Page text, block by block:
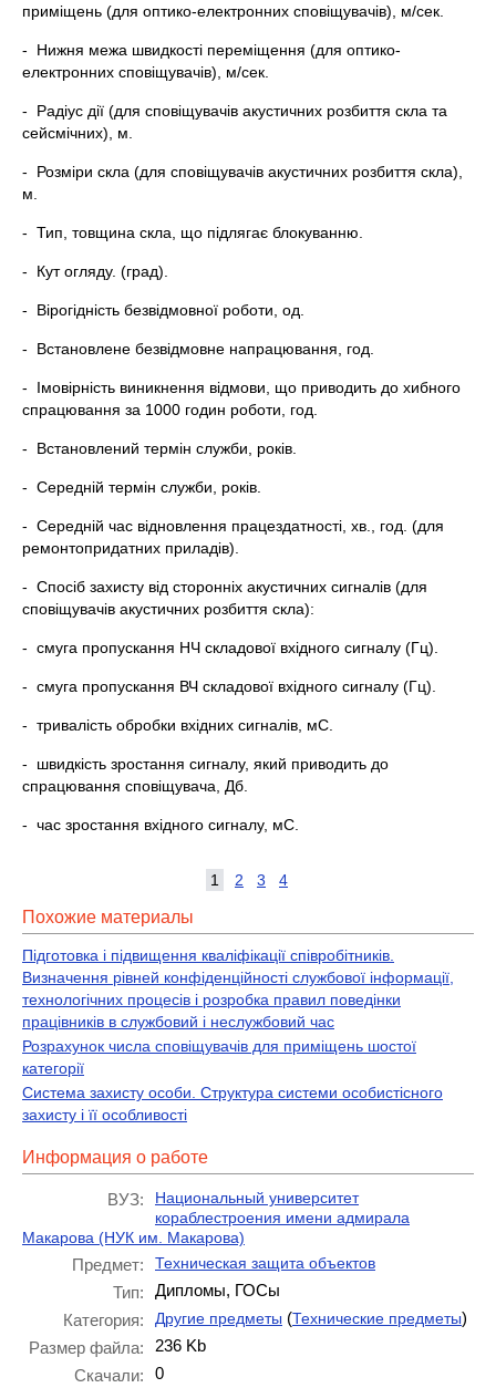
приміщень (для оптико-електронних сповіщувачів), м/сек.
- Нижня межа швидкості переміщення (для оптико-
електронних сповіщувачів), м/сек.
- Радіус дії (для сповіщувачів акустичних розбиття скла та
сейсмічних), м.
- Розміри скла (для сповіщувачів акустичних розбиття скла),
м.
- Тип, товщина скла, що підлягає блокуванню.
- Кут огляду. (град).
- Вірогідність безвідмовної роботи, од.
- Встановлене безвідмовне напрацювання, год.
- Імовірність виникнення відмови, що приводить до хибного
спрацювання за 1000 годин роботи, год.
- Встановлений термін служби, років.
- Середній термін служби, років.
- Середній час відновлення працездатності, хв., год. (для
ремонтопридатних приладів).
- Спосіб захисту від сторонніх акустичних сигналів (для
сповіщувачів акустичних розбиття скла):
- смуга пропускання НЧ складової вхідного сигналу (Гц).
- смуга пропускання ВЧ складової вхідного сигналу (Гц).
- тривалість обробки вхідних сигналів, мС.
- швидкість зростання сигналу, який приводить до
спрацювання сповіщувача, Дб.
- час зростання вхідного сигналу, мС.
1 2 3 4
Похожие материалы
Підготовка і підвищення кваліфікації співробітників.
Визначення рівней конфіденційності службової інформації,
технологічних процесів і розробка правил поведінки
працівників в службовий і неслужбовий час
Розрахунок числа сповіщувачів для приміщень шостої
категорії
Система захисту особи. Структура системи особистісного
захисту і її особливості
Информация о работе
ВУЗ:
Национальный университет
кораблестроения имени адмирала
Макарова (НУК им. Макарова)
Предмет: Техническая защита объектов
Тип:
Дипломы, ГОСы
Категория:
Другие предметы (Технические предметы)
Размер файла:
236 Kb
Скачали:
0